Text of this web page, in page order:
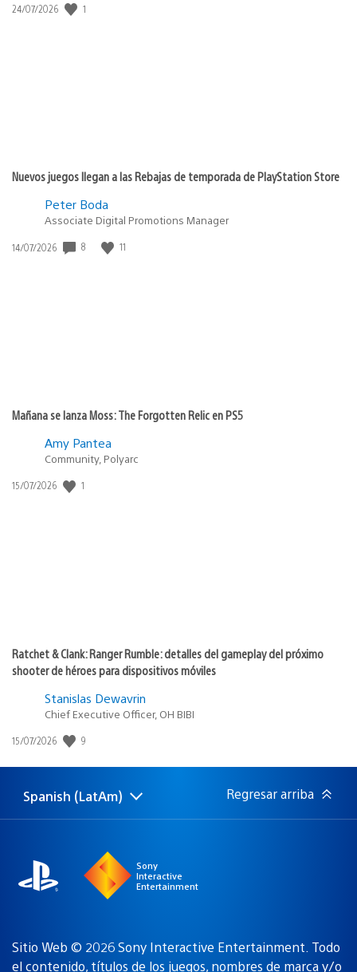
Fecha
24/07/2026 1
Nuevos juegos llegan a las Rebajas de temporada de PlayStation Store
Peter Boda
Associate Digital Promotions Manager
Fecha
14/07/2026 8 11
Mañana se lanza Moss: The Forgotten Relic en PS5
Amy Pantea
Community, Polyarc
Fecha
15/07/2026 1
Ratchet & Clank: Ranger Rumble: detalles del gameplay del próximo
shooter de héroes para dispositivos móviles
Stanislas Dewavrin
Chief Executive Officer, OH BIBI
Fecha
publicación:
15/07/2026 9
Elige
una
Región
actual:
Spanish (LatAm) Regresar arriba
Sony
Interactive
Entertainment
Sitio Web © 2026 Sony Interactive Entertainment. Todo
el contenido, títulos de los juegos, nombres de marca y/o